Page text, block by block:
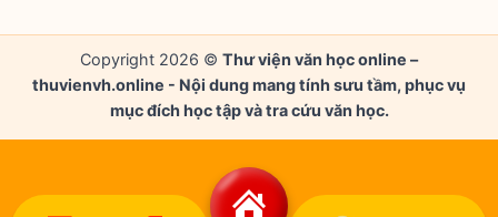
Copyright 2026 © Thư viện văn học online –
thuvienvh.online - Nội dung mang tính sưu tầm, phục vụ
mục đích học tập và tra cứu văn học.